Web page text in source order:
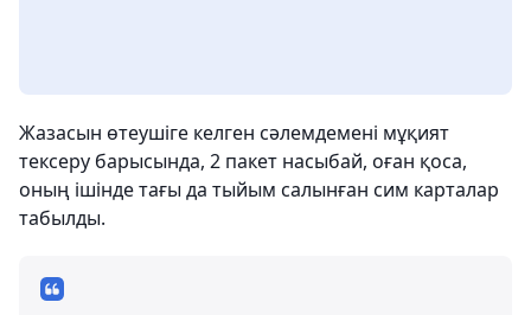
Жазасын өтеушіге келген сәлемдемені мұқият
тексеру барысында, 2 пакет насыбай, оған қоса,
оның ішінде тағы да тыйым салынған сим карталар
табылды.